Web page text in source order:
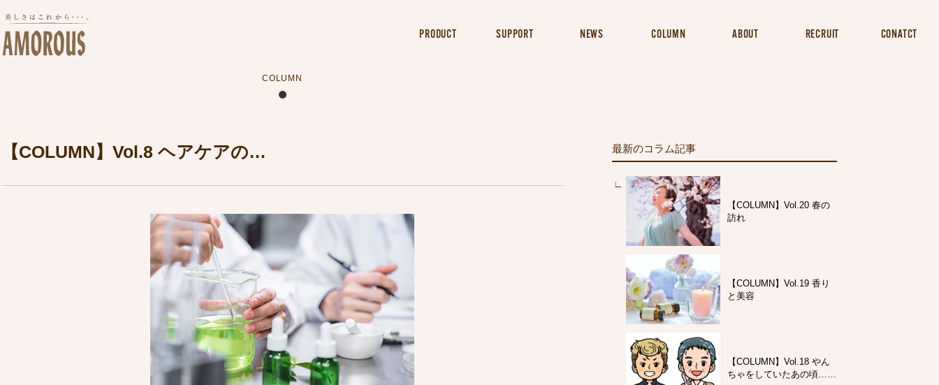
PRODUCT SUPPORT NEWS COLUMN ABOUT RECRUIT CONATCT
【COLUMN】Vol.8 ヘアケアの…
COLUMN
最新のコラム記事
【COLUMN】Vol.20 春の
訪れ
【COLUMN】Vol.19 香り
と美容
【COLUMN】Vol.18 やん
ちゃをしていたあの頃…そ